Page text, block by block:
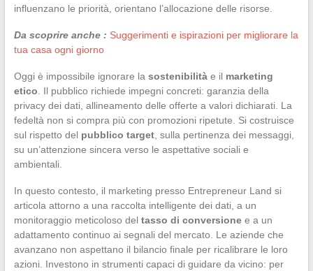
influenzano le priorità, orientano l’allocazione delle risorse.
Da scoprire anche : Suggerimenti e ispirazioni per migliorare la
tua casa ogni giorno
Oggi è impossibile ignorare la sostenibilitàe il marketing
etico . Il pubblico richiede impegni concreti: garanzia della
privacy dei dati, allineamento delle offerte a valori dichiarati. La
fedeltà non si compra più con promozioni ripetute. Si costruisce
sul rispetto del pubblico target, sulla pertinenza dei messaggi,
su un’attenzione sincera verso le aspettative sociali e
ambientali.
In questo contesto, il marketing presso Entrepreneur Land si
articola attorno a una raccolta intelligente dei dati, a un
monitoraggio meticoloso del tasso di conversionee a un
adattamento continuo ai segnali del mercato. Le aziende che
avanzano non aspettano il bilancio finale per ricalibrare le loro
azioni. Investono in strumenti capaci di guidare da vicino: per